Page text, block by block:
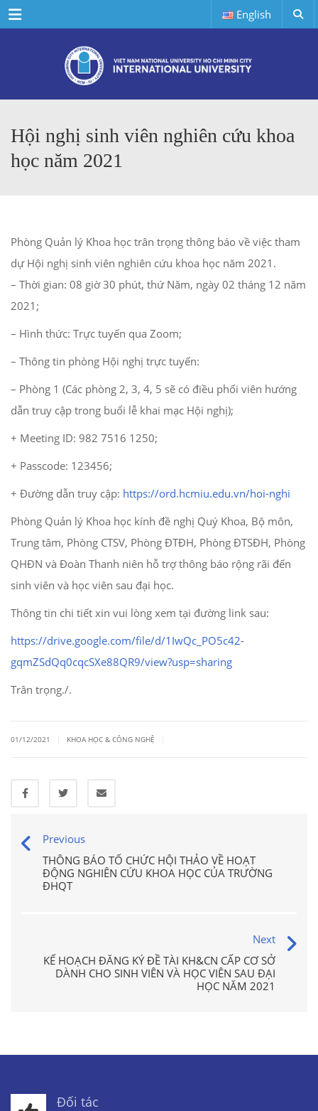
Menu English
Hội nghị sinh viên nghiên cứu khoa
học năm 2021
Phòng Quản lý Khoa học trân trọng thông báo về việc tham
dự Hội nghị sinh viên nghiên cứu khoa học năm 2021.
– Thời gian: 08 giờ 30 phút, thứ Năm, ngày 02 tháng 12 năm
2021;
– Hình thức: Trực tuyến qua Zoom;
– Thông tin phòng Hội nghị trực tuyến:
– Phòng 1 (Các phòng 2, 3, 4, 5 sẽ có điều phối viên hướng
dẫn truy cập trong buổi lễ khai mạc Hội nghị);
+ Meeting ID: 982 7516 1250;
+ Passcode: 123456;
+ Đường dẫn truy cập: https://ord.hcmiu.edu.vn/hoi-nghi
Phòng Quản lý Khoa học kính đề nghị Quý Khoa, Bộ môn,
Trung tâm, Phòng CTSV, Phòng ĐTĐH, Phòng ĐTSĐH, Phòng
QHĐN và Đoàn Thanh niên hỗ trợ thông báo rộng rãi đến
sinh viên và học viên sau đại học.
Thông tin chi tiết xin vui lòng xem tại đường link sau:
https://drive.google.com/file/d/1IwQc_PO5c42-
gqmZSdQq0cqcSXe88QR9/view?usp=sharing
Trân trọng./.
01/12/2021 KHOA HỌC & CÔNG NGHỆ
Previous
THÔNG BÁO TỔ CHỨC HỘI THẢO VỀ HOẠT
ĐỘNG NGHIÊN CỨU KHOA HỌC CỦA TRƯỜNG
ĐHQT
Next
KẾ HOẠCH ĐĂNG KÝ ĐỀ TÀI KH&CN CẤP CƠ SỞ
DÀNH CHO SINH VIÊN VÀ HỌC VIÊN SAU ĐẠI
HỌC NĂM 2021
Đối tác